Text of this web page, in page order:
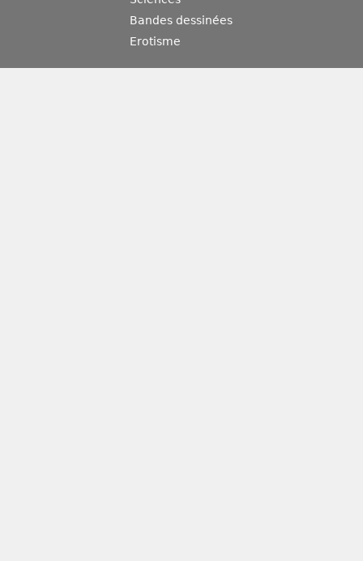
Bandes dessinées
Erotisme